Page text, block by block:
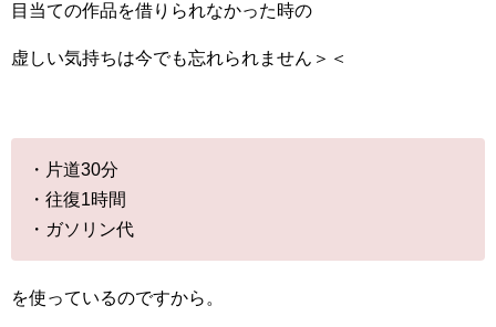
目当ての作品を借りられなかった時の
虚しい気持ちは今でも忘れられません＞＜
・片道30分
・往復1時間
・ガソリン代
を使っているのですから。